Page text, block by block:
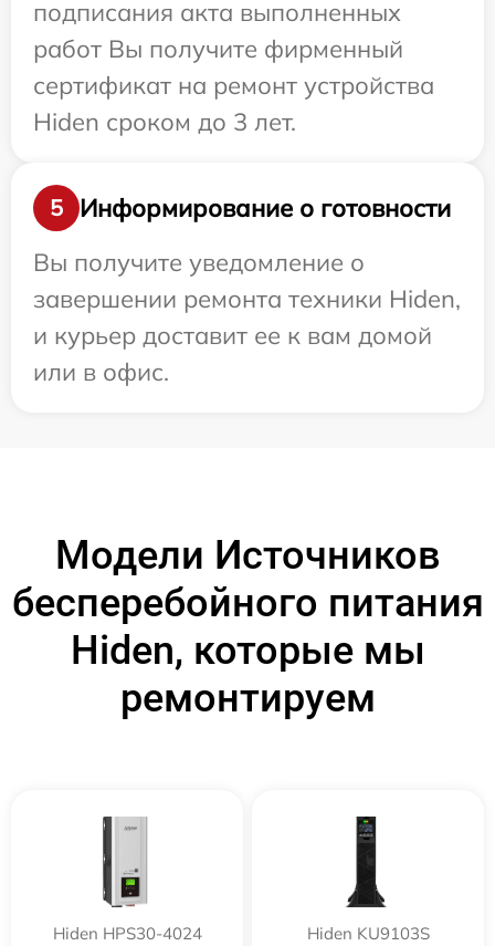
подписания акта выполненных
работ Вы получите фирменный
сертификат на ремонт устройства
Hiden сроком до 3 лет.
5
Информирование о готовности
Вы получите уведомление о
завершении ремонта техники Hiden,
и курьер доставит ее к вам домой
или в офис.
Модели Источников
бесперебойного питания
Hiden, которые мы
ремонтируем
Hiden HPS30-4024 Hiden KU9103S